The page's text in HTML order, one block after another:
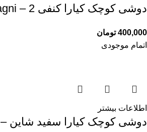
دوشی کوچک کیارا کنفی 2 – Chiara Ferragni
400,000 تومان
اتمام موجودی
اطلاعات بیشتر
دوشی کوچک کیارا سفید شاین – Chiara Ferragni